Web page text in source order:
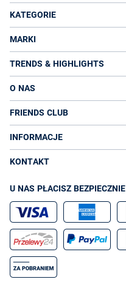
KATEGORIE
MARKI
TRENDS & HIGHLIGHTS
O NAS
FRIENDS CLUB
INFORMACJE
KONTAKT
U NAS PŁACISZ BEZPIECZNIE